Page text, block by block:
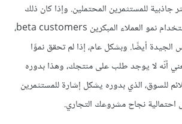
للمستثمرين المحتملين. وإذا كان ذلك
غير ممكنًا، تستطيع استخدام نمو العملاء المبكرين beta customers،
الجيدة أيضًا. وبشكل عام، إذا لم تحقق نموًا
أنّه لا يوجد طلب على منتجك، وهذا بدوره
للسوق، الذي بدوره يشكل إشارة للمستثمرين
احتمالية نجاح مشروعك التجاري.